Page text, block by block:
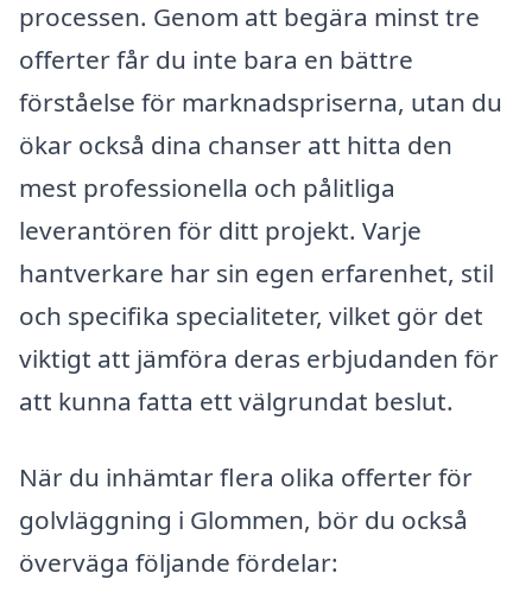
processen. Genom att begära minst tre
offerter får du inte bara en bättre
förståelse för marknadspriserna, utan du
ökar också dina chanser att hitta den
mest professionella och pålitliga
leverantören för ditt projekt. Varje
hantverkare har sin egen erfarenhet, stil
och specifika specialiteter, vilket gör det
viktigt att jämföra deras erbjudanden för
att kunna fatta ett välgrundat beslut.
När du inhämtar flera olika offerter för
golvläggning i Glommen, bör du också
överväga följande fördelar: